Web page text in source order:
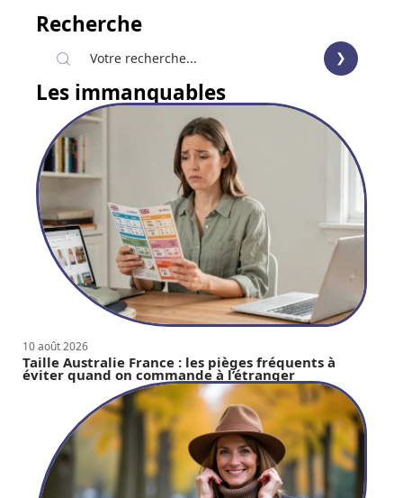
Recherche
Les immanquables
10 août 2026
Taille Australie France : les pièges fréquents à
éviter quand on commande à l’étranger